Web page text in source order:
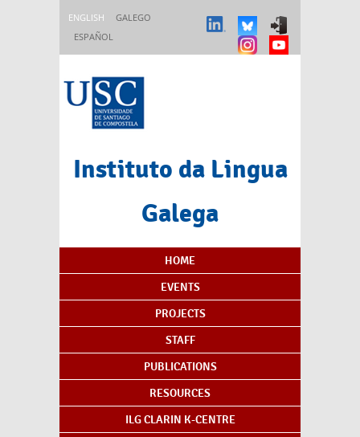
ENGLISH
GALEGO
ESPAÑOL
Instituto da Lingua
Galega
Content Index
HOME
EVENTS
PROJECTS
STAFF
PUBLICATIONS
RESOURCES
ILG CLARIN K-CENTRE